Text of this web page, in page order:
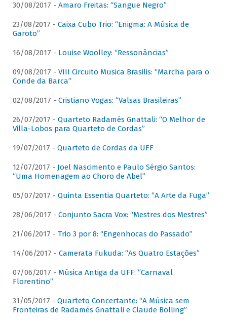
30/08/2017 - Amaro Freitas: “Sangue Negro”
23/08/2017 - Caixa Cubo Trio: “Enigma: A Música de
Garoto”
16/08/2017 - Louise Woolley: “Ressonâncias”
09/08/2017 - VIII Circuito Musica Brasilis: “Marcha para o
Conde da Barca”
02/08/2017 - Cristiano Vogas: “Valsas Brasileiras”
26/07/2017 - Quarteto Radamés Gnattali: “O Melhor de
Villa-Lobos para Quarteto de Cordas”
19/07/2017 - Quarteto de Cordas da UFF
12/07/2017 - Joel Nascimento e Paulo Sérgio Santos:
“Uma Homenagem ao Choro de Abel”
05/07/2017 - Quinta Essentia Quarteto: “A Arte da Fuga”
28/06/2017 - Conjunto Sacra Vox: “Mestres dos Mestres”
21/06/2017 - Trio 3 por 8: “Engenhocas do Passado”
14/06/2017 - Camerata Fukuda: “As Quatro Estações”
07/06/2017 - Música Antiga da UFF: “Carnaval
Florentino”
31/05/2017 - Quarteto Concertante: “A Música sem
Fronteiras de Radamés Gnattali e Claude Bolling”